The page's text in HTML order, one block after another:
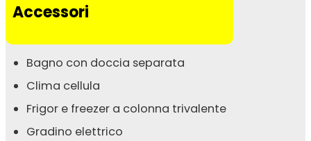
Accessori
Bagno con doccia separata
Clima cellula
Frigor e freezer a colonna trivalente
Gradino elettrico